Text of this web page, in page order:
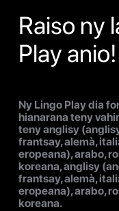
Raiso ny
Play anio!
Ny Lingo Play dia
hianarana teny
teny anglisy
frantsay, alemà,
eropeana), arabo,
koreana, anglisy
frantsay, alemà,
eropeana), arabo,
koreana.